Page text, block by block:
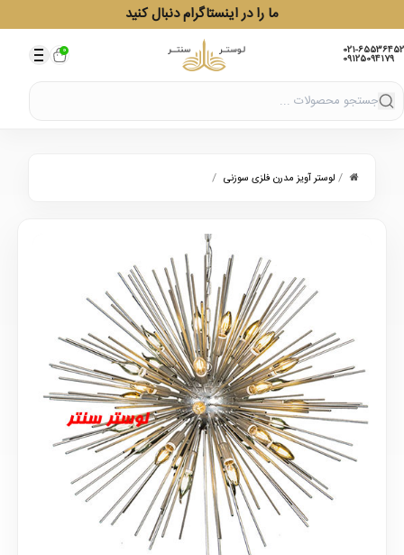
ما را در اینستاگرام دنبال کنید
021-65536452
09125094179
0
/ لوستر آویز مدرن فلزی سوزنی /